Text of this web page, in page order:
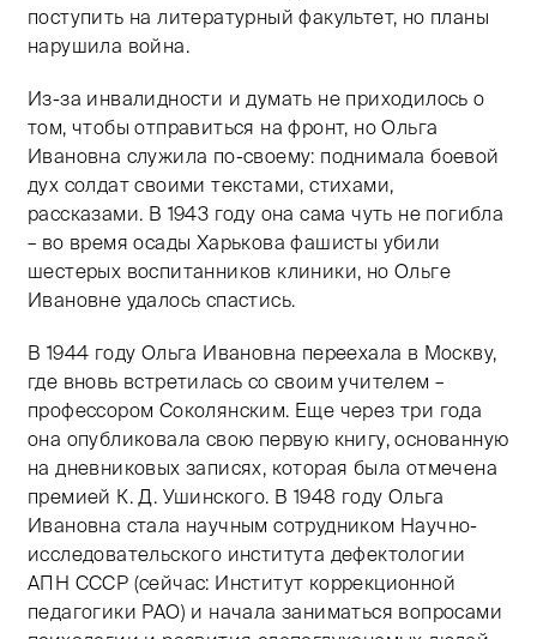
поступить на литературный факультет, но планы
нарушила война.
Из-за инвалидности и думать не приходилось о
том, чтобы отправиться на фронт, но Ольга
Ивановна служила по-своему: поднимала боевой
дух солдат своими текстами, стихами,
рассказами. В 1943 году она сама чуть не погибла
– во время осады Харькова фашисты убили
шестерых воспитанников клиники, но Ольге
Ивановне удалось спастись.
В 1944 году Ольга Ивановна переехала в Москву,
где вновь встретилась со своим учителем –
профессором Соколянским. Еще через три года
она опубликовала свою первую книгу, основанную
на дневниковых записях, которая была отмечена
премией К. Д. Ушинского. В 1948 году Ольга
Ивановна стала научным сотрудником Научно-
исследовательского института дефектологии
АПН СССР (сейчас: Институт коррекционной
педагогики РАО) и начала заниматься вопросами